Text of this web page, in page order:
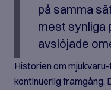
på samma
mest
avslöjade
Historien om
kontinuerlig framgång.